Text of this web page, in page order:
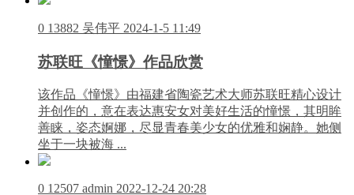
0 13882 吴伟平 2024-1-5 11:49
苏联旺《憧憬》作品欣赏
该作品《憧憬》由福建省陶瓷艺术大师苏联旺精心设计
并创作的，意在表达惠安女对美好生活的憧憬，其明眸
善睐，姿态婀娜，尽显青春美少女的优雅和娴静。她侧
坐于一块被海 ...
0 12507 admin 2022-12-24 20:28